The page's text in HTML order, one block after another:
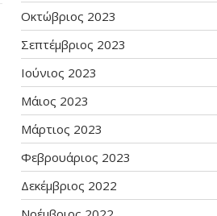
Οκτώβριος 2023
Σεπτέμβριος 2023
Ιούνιος 2023
Μάιος 2023
Μάρτιος 2023
Φεβρουάριος 2023
Δεκέμβριος 2022